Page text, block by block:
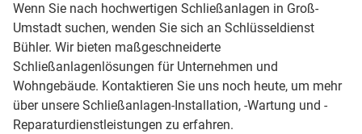
Wenn Sie nach hochwertigen Schließanlagen in Groß-
Umstadt suchen, wenden Sie sich an Schlüsseldienst
Bühler. Wir bieten maßgeschneiderte
Schließanlagenlösungen für Unternehmen und
Wohngebäude. Kontaktieren Sie uns noch heute, um mehr
über unsere Schließanlagen-Installation, -Wartung und -
Reparaturdienstleistungen zu erfahren.